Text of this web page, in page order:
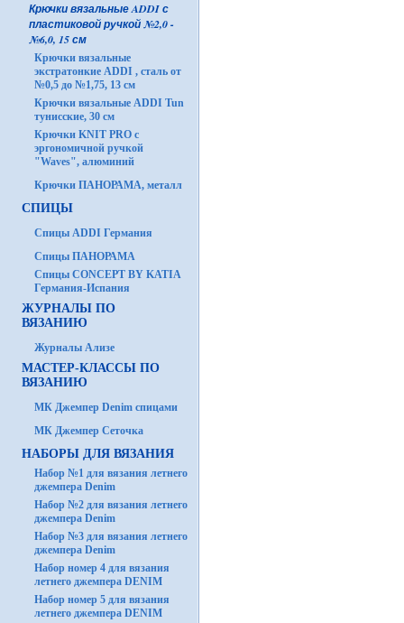
Крючки вязальные ADDI с
пластиковой ручкой №2,0 -
№6,0, 15 см
Крючки вязальные
экстратонкие ADDI , сталь от
№0,5 до №1,75, 13 см
Крючки вязальные ADDI Tun
тунисские, 30 см
Крючки KNIT PRO с
эргономичной ручкой
"Waves", алюминий
Крючки ПАНОРАМА, металл
СПИЦЫ
Спицы ADDI Германия
Спицы ПАНОРАМА
Спицы CONCEPT BY KATIA
Германия-Испания
ЖУРНАЛЫ ПО
ВЯЗАНИЮ
Журналы Ализе
МАСТЕР-КЛАССЫ ПО
ВЯЗАНИЮ
МК Джемпер Denim спицами
МК Джемпер Сеточка
НАБОРЫ ДЛЯ ВЯЗАНИЯ
Набор №1 для вязания летнего
джемпера Denim
Набор №2 для вязания летнего
джемпера Denim
Набор №3 для вязания летнего
джемпера Denim
Набор номер 4 для вязания
летнего джемпера DENIM
Набор номер 5 для вязания
летнего джемпера DENIM